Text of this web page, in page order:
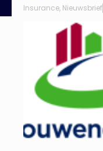
Insurance, Nieuwsbrief